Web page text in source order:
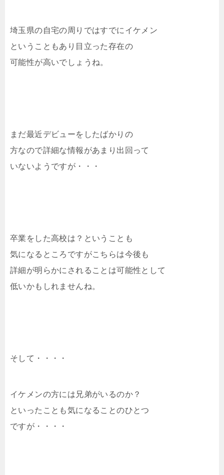
埼玉県の自宅の周りではすでにイケメン
ということもあり目立った存在の
可能性が高いでしょうね。
まだ最近デビューをしたばかりの
方なので詳細な情報があまり出回って
いないようですが・・・
卒業をした高校は？ということも
気になるところですがこちらは今後も
詳細が明らかにされることは可能性として
低いかもしれませんね。
そして・・・・
イケメンの方には兄弟がいるのか？
といったことも気になることのひとつ
ですが・・・・